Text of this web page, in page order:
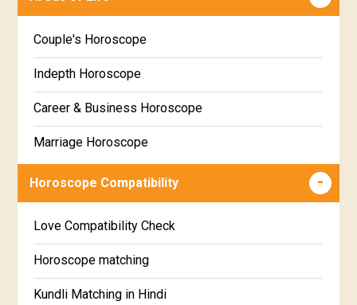
Uttara Phalguni Star Horoscope
Hastha Star Horoscope
Chitha Star Horoscope
Swathi Star Horoscope
Visakha Star Horoscope
Jyeshta Star Horoscope
Moola Star Horoscope
Marathi
Gujarati
Sinhala
Couple's Horoscope
Indepth Horoscope
Career & Business Horoscope
Marriage Horoscope
Wealth & Fortune Horoscope
Super Horoscope
Future Book
Horoscope Compatibility
Love Compatibility Check
Horoscope matching
Kundli Matching in Hindi